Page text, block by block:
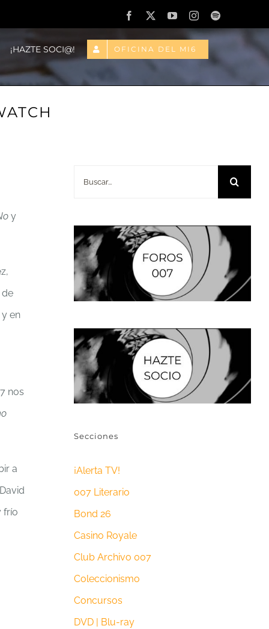
Facebook
X YouTubeInstagramSpotify
¡HAZTE SOCI@! OFICINA DEL MI6
y
de
en
nos
a
frío
Secciones
¡Alerta TV!
007 Literario
Bond 26
Casino Royale
Club Archivo 007
Coleccionismo
Concursos
DVD | Blu-ray